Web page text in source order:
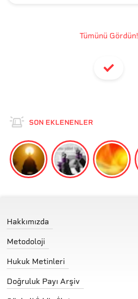
Tümünü Gördün!
SON EKLENENLER
Hakkımızda
Metodoloji
Hukuk Metinleri
Doğruluk Payı Arşiv